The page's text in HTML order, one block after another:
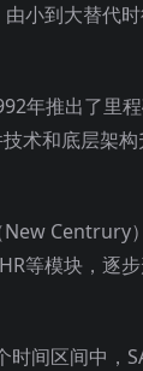
小到大替代
年推出了里
术和底层架
Centrury
等模块，逐
间区间中，